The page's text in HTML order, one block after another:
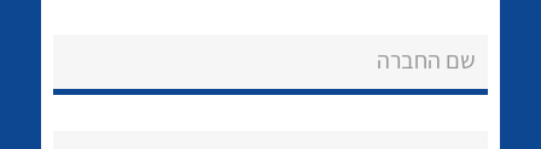
שם החברה